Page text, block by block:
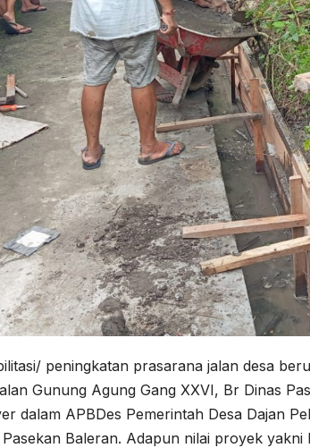
peningkatan prasarana jalan desa
Gunung Agung Gang XXVI, Br Dinas
dalam APBDes Pemerintah Desa Dajan
Baleran. Adapun nilai proyek yakni